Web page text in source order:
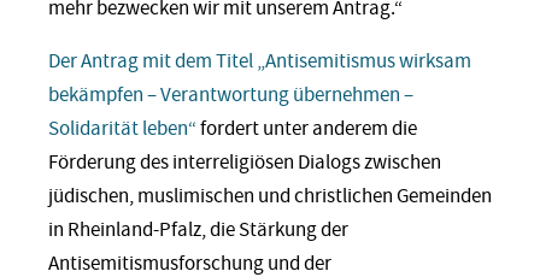
mehr bezwecken wir mit unserem Antrag.“
Der Antrag mit dem Titel „Antisemitismus wirksam
bekämpfen – Verantwortung übernehmen –
Solidarität leben“fordert unter anderem die
Förderung des interreligiösen Dialogs zwischen
jüdischen, muslimischen und christlichen Gemeinden
in Rheinland-Pfalz, die Stärkung der
Antisemitismusforschung und der